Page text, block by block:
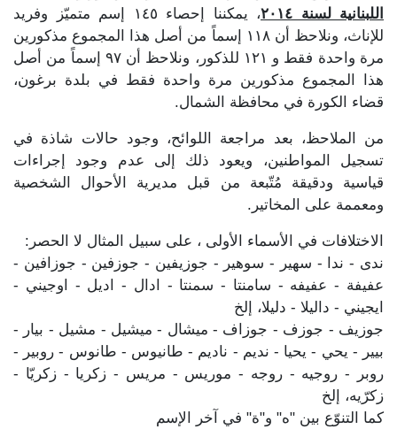
اللبنانية لسنة ٢٠١٤
، يمكننا إحصاء ١٤٥ إسم متميّز وفريد
للإناث، ونلاحظ أن ١١٨ إسماً من أصل هذا المجموع مذكورين
مرة واحدة فقط و ١٢١ للذكور، ونلاحظ أن ٩٧ إسماً من أصل
هذا المجموع مذكورين مرة واحدة فقط في بلدة برغون،
قضاء الكورة في محافظة الشمال.
من الملاحظ، بعد مراجعة اللوائح، وجود حالات شاذة في
تسجيل المواطنين، ويعود ذلك إلى عدم وجود إجراءات
قياسية ودقيقة مُتّبعة من قبل مديرية الأحوال الشخصية
ومعممة على المخاتير.
الاختلافات في الأسماء الأولى ، على سبيل المثال لا الحصر:
ندى - ندا - سهير - سوهير - جوزيفين - جوزفين - جوزافين -
عفيفة - عفيفه - سامنتا - سمنتا - ادال - اديل - اوجيني -
ايجيني - داليلا - دليلا، إلخ
جوزيف - جوزف - جوزاف - ميشال - ميشيل - مشيل - بيار -
بيير - يحي - يحيا - نديم - ناديم - طانيوس - طانوس - روبير -
روبر - روجيه - روجه - موريس - مريس - زكريا - زكريّا -
زكرّيه، إلخ
كما التنوّع بين "ه" و"ة" في آخر الإسم